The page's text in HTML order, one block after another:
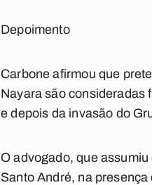
Depoimento
Carbone afirmou que
Nayara são consideradas
e depois da invasão do
O advogado, que
Santo André, na